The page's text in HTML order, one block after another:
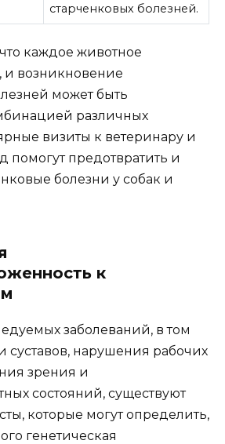
старченковых болезней.
каждое животное
возникновение
может быть
различных
визиты к ветеринару и
помогут предотвратить и
болезни у собак и
к
заболеваний, в том
суставов, нарушения рабочих
зрения и
состояний, существуют
которые могут определить,
генетическая